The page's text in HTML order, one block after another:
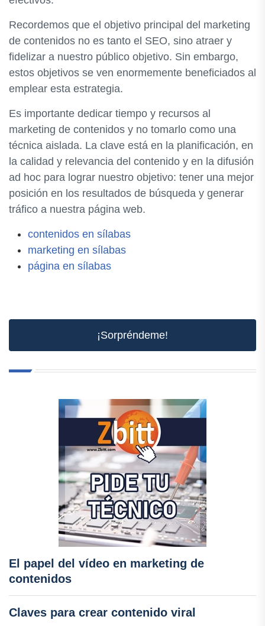
Recordemos que el objetivo principal del marketing
de contenidos no es tanto el SEO, sino atraer y
fidelizar a nuestro público objetivo. Sin embargo,
estos objetivos se ven enormemente beneficiados al
emplear esta estrategia.
Es importante dedicar tiempo y recursos al
marketing de contenidos y no tomarlo como una
técnica aislada. La clave está en la planificación, en
la calidad y relevancia del contenido y en la difusión
ad hoc para lograr nuestro objetivo: tener una mejor
posición en los resultados de búsqueda y generar
tráfico a nuestra página web.
contenidos en sílabas
marketing en sílabas
página en sílabas
¡Sorpréndeme!
El papel del vídeo en marketing de
contenidos
Claves para crear contenido viral